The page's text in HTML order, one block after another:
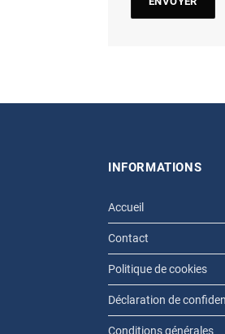
INFORMATIONS
Accueil
Contact
Politique de cookies
Déclaration de
Conditions générales